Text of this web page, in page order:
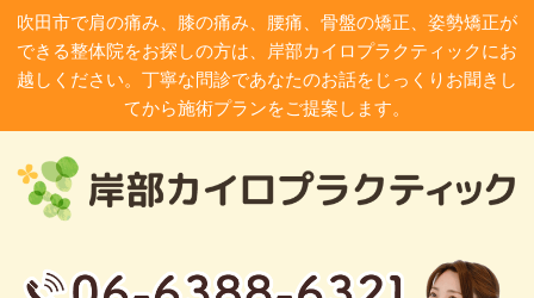
吹田市で肩の痛み、膝の痛み、腰痛、骨盤の矯正、姿勢矯正が
できる整体院をお探しの方は、岸部カイロプラクティックにお
越しください。丁寧な問診であなたのお話をじっくりお聞きし
てから施術プランをご提案します。